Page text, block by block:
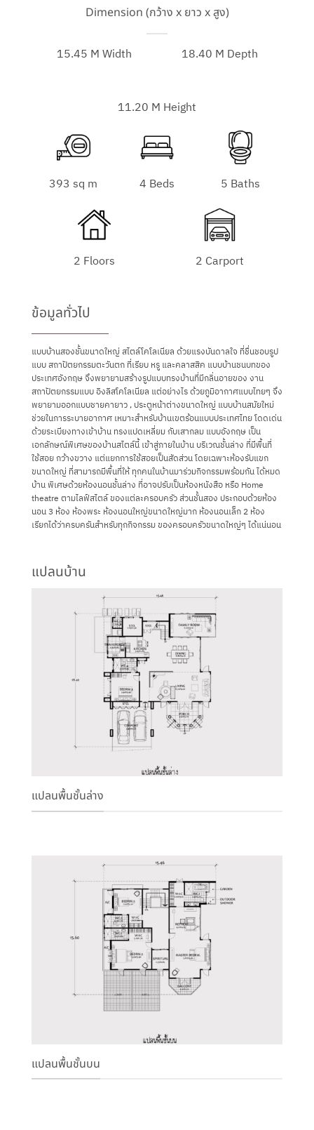
Dimension (กว้าง x ยาว x สูง)
15.45 M Width 18.40 M Depth
11.20 M Height
393 sq m 4 Beds 5 Baths
2 Floors 2 Carport
ข้อมูลทั่วไป
แบบบ้านสองชั้นขนาดใหญ่ สไตล์โคโลเนียล ด้วยแรงบันดาลใจ ที่ชื่นชอบรูป
แบบ สถาปัตยกรรมตะวันตก ที่เรียบ หรู และคลาสสิค แบบบ้านชนบทของ
ประเทศอังกฤษ จึงพยายามสร้างรูปแบบทรงบ้านที่มีกลิ่นอายของ งาน
สถาปัตยกรรมแบบ อิงลิสโคโลเนียล แต่อย่างไร ด้วยภูมิอากาศแบบไทยๆ จึง
พยายามออกแบบชายคายาว , ประตูหน้าต่างขนาดใหญ่ แบบบ้านสมัยใหม่
ช่วยในการระบายอากาศ เหมาะสำหรับบ้านเขตร้อนแบบประเทศไทย โดดเด่น
ด้วยระเบียงทางเข้าบ้าน ทรงแปดเหลี่ยม กับเสากลม แบบอังกฤษ เป็น
เอกลักษณ์พิเศษของบ้านสไตล์นี้ เข้าสู่ภายในบ้าน บริเวณชั้นล่าง ที่มีพื้นที่
ใช้สอย กว้างขวาง แต่แยกการใช้สอยเป็นสัดส่วน โดยเฉพาะห้องรับแขก
ขนาดใหญ่ ที่สามารถมีพื้นที่ให้ ทุกคนในบ้านมาร่วมกิจกรรมพร้อมกัน ได้หมด
บ้าน พิเศษด้วยห้องนอนชั้นล่าง ที่อาจปรับเป็นห้องหนังสือ หรือ Home
theatre ตามไลฟ์สไตล์ ของแต่ละครอบครัว ส่วนชั้นสอง ประกอบด้วยห้อง
นอน 3 ห้อง ห้องพระ ห้องนอนใหญ่ขนาดใหญ่มาก ห้องนอนเล็ก 2 ห้อง
เรียกได้ว่าครบครันสำหรับทุกกิจกรรม ของครอบครัวขนาดใหญ่ๆ ได้แน่นอน
แปลนบ้าน
แปลนพื้นชั้นล่าง
แปลนพื้นชั้นบน